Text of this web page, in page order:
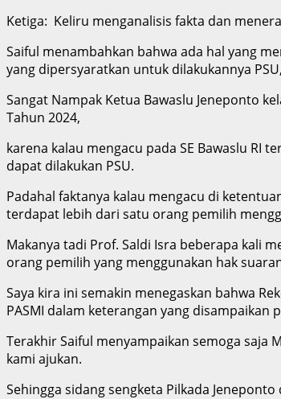
Ketiga: Keliru menganalisis fakta dan
Saiful menambahkan bahwa ada hal yang
yang dipersyaratkan untuk dilakukannya
Sangat Nampak Ketua Bawaslu Jeneponto
Tahun 2024,
karena kalau mengacu pada SE Bawaslu RI
dapat dilakukan PSU.
Padahal faktanya kalau mengacu di
terdapat lebih dari satu orang pemilih
Makanya tadi Prof. Saldi Isra beberapa kali
orang pemilih yang menggunakan hak
Saya kira ini semakin menegaskan bahwa
PASMI dalam keterangan yang disampaikan
Terakhir Saiful menyampaikan semoga saja
kami ajukan.
Sehingga sidang sengketa Pilkada